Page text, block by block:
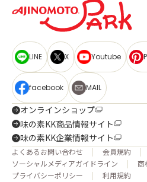
LINE X Youtube
facebook MAIL
オンラインショップ
味の素KK商品情報サイト
味の素KK企業情報サイト
よくあるお問い合わせ
会員規約
ソーシャルメディアガイドライン
商
プライバシーポリシー
利用規約